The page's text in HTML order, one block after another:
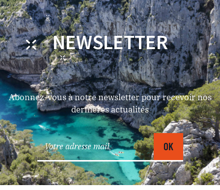
NEWSLETTER
Abonnez-vous à notre newsletter pour recevoir nos
dernières actualités